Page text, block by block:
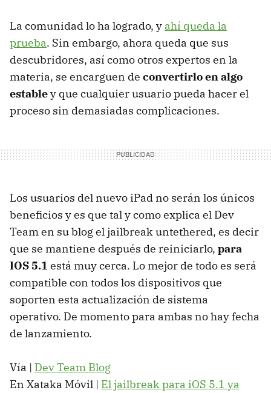
La comunidad lo ha logrado, y ahí queda la
prueba. Sin embargo, ahora queda que sus
descubridores, así como otros expertos en la
materia, se encarguen de convertirlo en algo
establey que cualquier usuario pueda hacer el
proceso sin demasiadas complicaciones.
Los usuarios del nuevo iPad no serán los únicos
beneficios y es que tal y como explica el Dev
Team en su blog el jailbreak untethered, es decir
que se mantiene después de reiniciarlo, para
IOS5.1 está muy cerca. Lo mejor de todo es será
compatible con todos los dispositivos que
soporten esta actualización de sistema
operativo. De momento para ambas no hay fecha
de lanzamiento.
Vía | Dev Team Blog
En Xataka Móvil | El jailbreak para iOS 5.1 ya